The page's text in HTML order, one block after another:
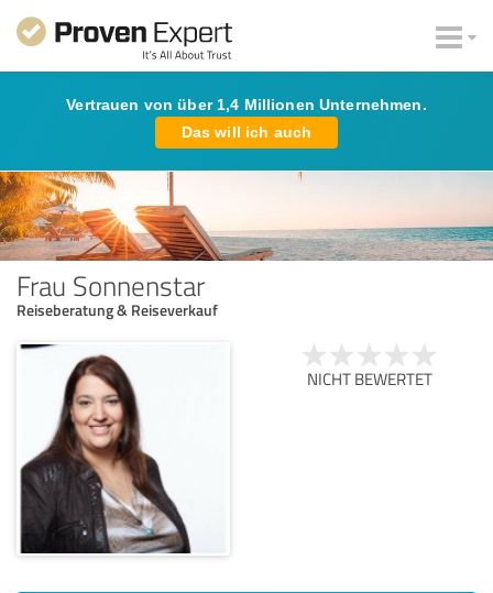
Vertrauen von über 1,4 Millionen Unternehmen.
Das will ich auch
Frau Sonnenstar
Reiseberatung & Reiseverkauf
NICHT BEWERTET